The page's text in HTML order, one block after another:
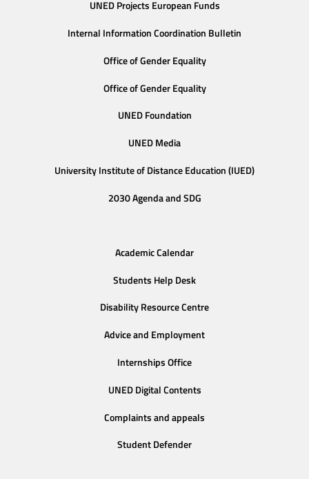
UNED Projects European Funds
Internal Information Coordination Bulletin
Office of Gender Equality
Office of Gender Equality
UNED Foundation
UNED Media
University Institute of Distance Education (IUED)
2030 Agenda and SDG
Academic Calendar
Students Help Desk
Disability Resource Centre
Advice and Employment
Internships Office
UNED Digital Contents
Complaints and appeals
Student Defender